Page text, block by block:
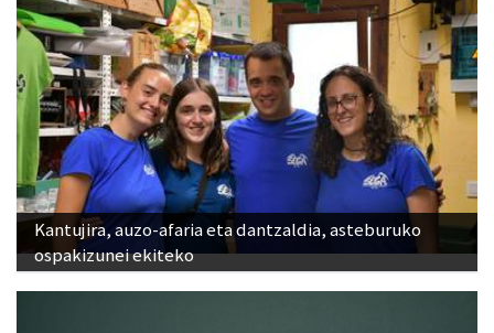
Kantujira, auzo-afaria eta dantzaldia, asteburuko
ospakizunei ekiteko